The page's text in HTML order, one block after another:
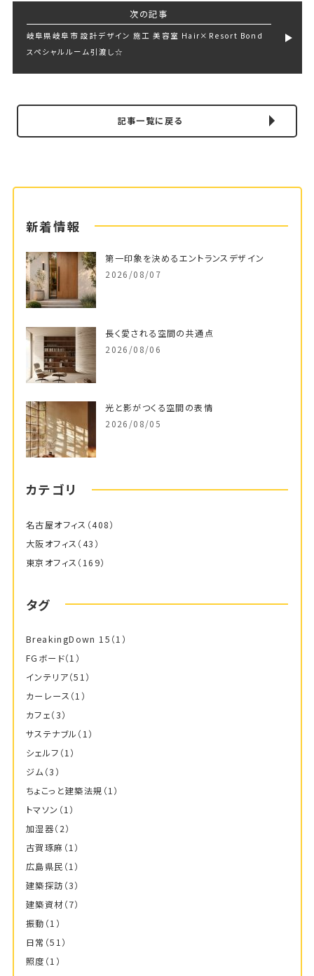
次の記事
岐阜県岐阜市 設計デザイン 施工 美容室 Hair×Resort Bond
スペシャルルーム引渡し☆
記事一覧に戻る
新着情報
第一印象を決めるエントランスデザイン
2026/08/07
長く愛される空間の共通点
2026/08/06
光と影がつくる空間の表情
2026/08/05
カテゴリ
名古屋オフィス （408）
大阪オフィス （43）
東京オフィス （169）
タグ
BreakingDown 15 （1）
FGボード（1）
インテリア（51）
カーレース （1）
カフェ（3）
サステナブル （1）
シェルフ （1）
ジム（3）
ちょこっと建築法規 （1）
トマソン （1）
加湿器（2）
古賀琢麻 （1）
広島県民 （1）
建築探訪 （3）
建築資材（7）
振動 （1）
日常 （51）
照度 （1）